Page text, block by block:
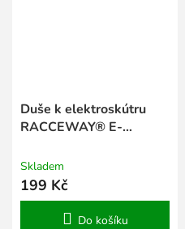
Duše k elektroskútru
RACCEWAY® E-
18x2,5"
Skladem
199 Kč
Do košíku